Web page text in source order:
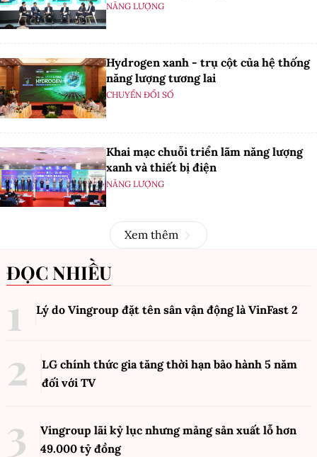
NĂNG LƯỢNG
Hydrogen xanh - trụ cột của hệ thống
năng lượng tương lai
CHUYỂN ĐỔI SỐ
Khai mạc chuỗi triển lãm năng lượng
xanh và thiết bị điện
NĂNG LƯỢNG
Xem thêm
ĐỌC NHIỀU
Lý do Vingroup đặt tên sân vận động là VinFast 2
LG chính thức gia tăng thời hạn bảo hành 5 năm
đối với TV
Vingroup lãi kỷ lục nhưng mảng sản xuất lỗ hơn
49.000 tỷ đồng